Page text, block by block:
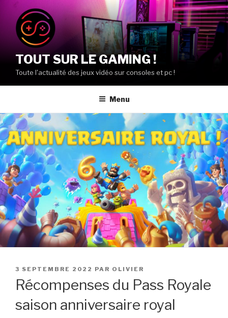
contenu
principal
TOUT SUR LE GAMING !
Toute l'actualité des jeux vidéo sur consoles et pc !
Menu
PUBLIÉ
LE
3 SEPTEMBRE 2022 PAR OLIVIER
Récompenses du Pass Royale
saison anniversaire royal